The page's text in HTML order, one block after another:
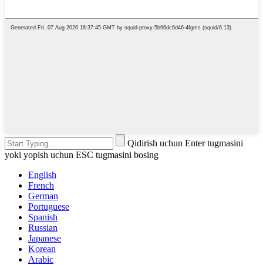
Qidirish uchun Enter tugmasini
yoki yopish uchun ESC tugmasini bosing
English
French
German
Portuguese
Spanish
Russian
Japanese
Korean
Arabic